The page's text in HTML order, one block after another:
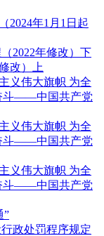
2024年1月1日起
2022年修改）下
改）上
义伟大旗帜 为全
斗——中国共产党
义伟大旗帜 为全
斗——中国共产党
义伟大旗帜 为全
斗——中国共产党
”
政处罚程序规定